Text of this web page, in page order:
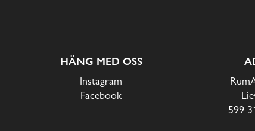
HÄNG MED OSS
Instagram
Facebook
599